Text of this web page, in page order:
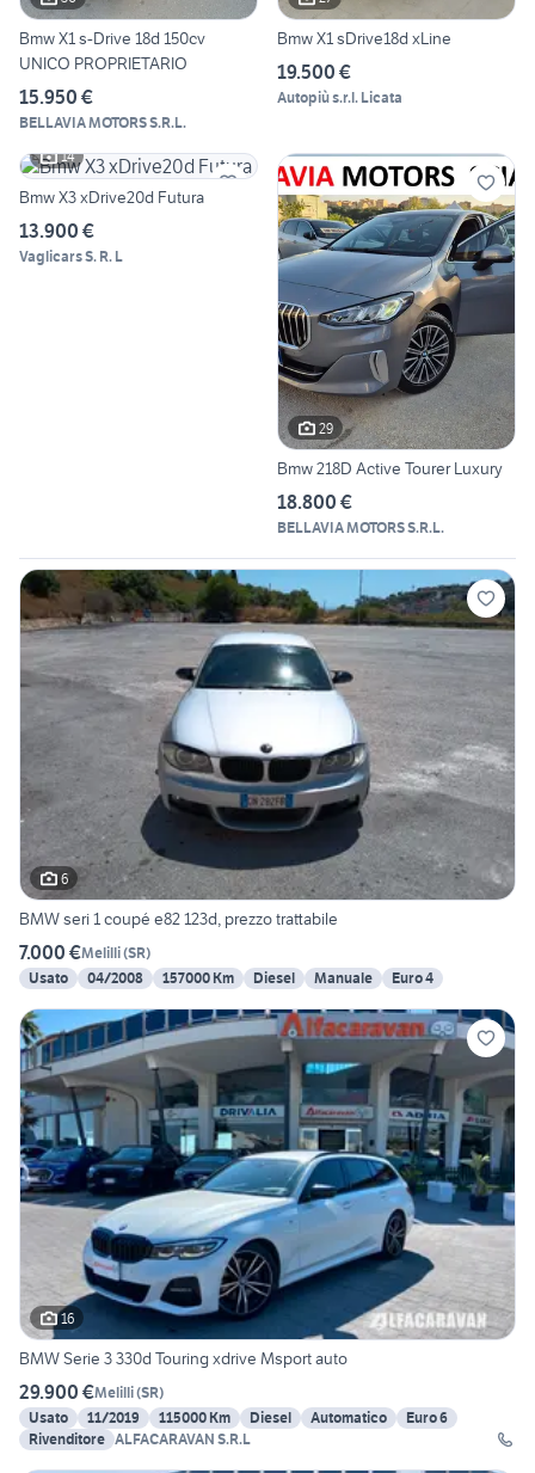
Bmw X1 s-Drive 18d 150cv
UNICO PROPRIETARIO
15.950 €
BELLAVIA MOTORS S.R.L.
Bmw X1 sDrive18d xLine
19.500 €
Autopiù s.r.l. Licata
14
Bmw X3 xDrive20d Futura
13.900 €
Vaglicars S. R. L
29
Bmw 218D Active Tourer Luxury
18.800 €
BELLAVIA MOTORS S.R.L.
6
BMW seri 1 coupé e82 123d, prezzo trattabile
7.000 €Melilli(SR)
Usato
04/2008 157000 Km Diesel Manuale Euro 4
16
BMW Serie 3 330d Touring xdrive Msport auto
29.900 €Melilli(SR)
Usato
11/2019 115000 Km Diesel Automatico
Euro 6
Rivenditore ALFACARAVAN S.R.L